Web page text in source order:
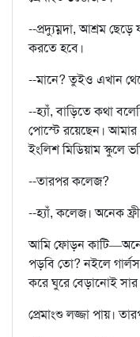
--প্রদ্যুম্নদা, আশ্রম
করতে হবে।
--মানে? তুইও এখান
--হ্যাঁ, বাড়িতে কথা
পোস্টে রয়েছেন।
ইংলিশ মিডিয়াম স্কুলে
--তারপর কলেজ?
--হ্যাঁ, কলেজ। অনেক
আমি ফোড়ন
পড়বি তো? নইলে
করে ঘুরে বেড়ানোই সার
প্রেমাংশু লজ্জা পায়।